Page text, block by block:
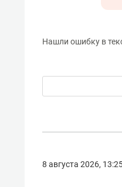
Нашли ошибку в
8 августа 2026,